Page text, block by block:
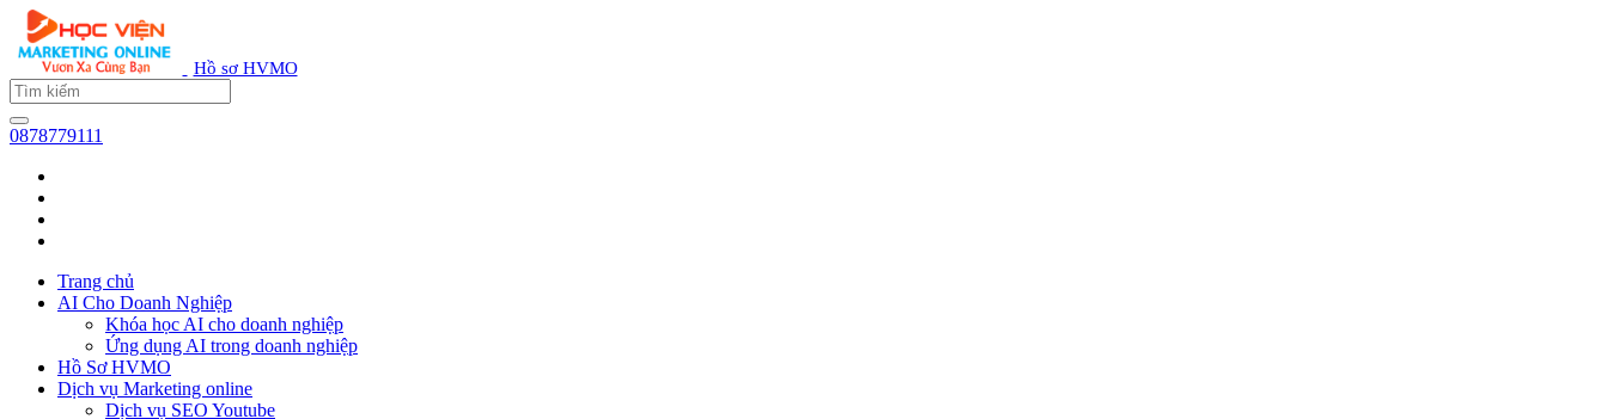
Hồ sơ HVMO
0878779111
Trang chủ
AI Cho Doanh Nghiệp
Khóa học AI cho doanh nghiệp
Ứng dụng AI trong doanh nghiệp
Hồ Sơ HVMO
Dịch vụ Marketing online
Dịch vụ SEO Youtube